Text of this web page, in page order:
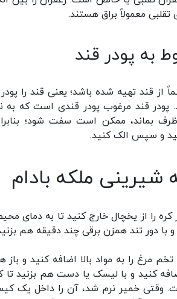
معمولاً براق هستند.
به پودر قند
از قند تهیه شده باشد؛ یعنی قند را
پودر قند مرغوب پودر قندی است که به
بماند، ممکن است سفت شود؛
و سپس الک کنید.
شیرینی ملکه بادام
کره را از یخچال خارج کنید تا به دمای
با دور تند همزن برقی چند دقیقه هم
تخم مرغ را به مواد بالا اضافه کنید
کنید و با لیسک یا دست هم بزنید
وقتی خمیر نرم شد، آن را داخل یک کیسه